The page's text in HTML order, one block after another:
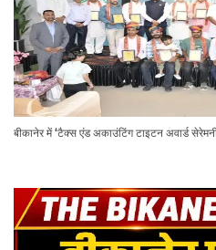
बीकानेर में ‘टैक्स एंड अकाउंटिंग टाइटन अवार्ड